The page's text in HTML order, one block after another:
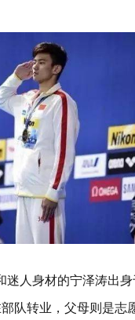
迷人身材的宁泽涛出身
队转业，父母则是志